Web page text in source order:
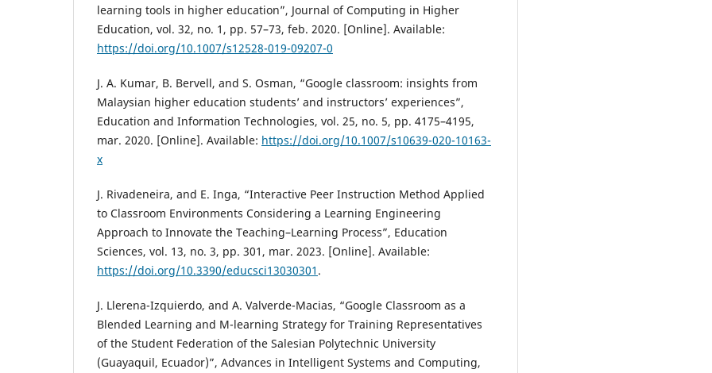
learning tools in higher education”, Journal of Computing in Higher
Education, vol. 32, no. 1, pp. 57–73, feb. 2020. [Online]. Available:
https://doi.org/10.1007/s12528-019-09207-0
J. A. Kumar, B. Bervell, and S. Osman, “Google classroom: insights from
Malaysian higher education students’ and instructors’ experiences”,
Education and Information Technologies, vol. 25, no. 5, pp. 4175–4195,
mar. 2020. [Online]. Available: https://doi.org/10.1007/s10639-020-10163-
x
J. Rivadeneira, and E. Inga, “Interactive Peer Instruction Method Applied
to Classroom Environments Considering a Learning Engineering
Approach to Innovate the Teaching–Learning Process”, Education
Sciences, vol. 13, no. 3, pp. 301, mar. 2023. [Online]. Available:
https://doi.org/10.3390/educsci13030301 .
J. Llerena-Izquierdo, and A. Valverde-Macias, “Google Classroom as a
Blended Learning and M-learning Strategy for Training Representatives
of the Student Federation of the Salesian Polytechnic University
(Guayaquil, Ecuador)”, Advances in Intelligent Systems and Computing,